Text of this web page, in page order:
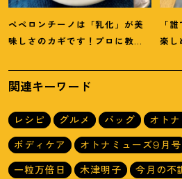
ペペロンチーノは「乳化」が美
味しさのカギです ！ プロに教わ
「
楽し
堂】
関連キーワード
レシピ グルメ バッグ オト
ボディケア
オトナミューズ9月号
一粒万倍日
木津明子
今月の不